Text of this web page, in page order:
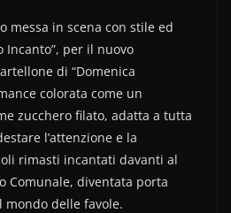
messa in scena con stile ed
Incanto”, per il nuovo
di “Domenica
colorata come un
zucchero filato, adatta a tutta
l’attenzione e la
rimasti incantati davanti al
Comunale, diventata porta
mondo delle favole.